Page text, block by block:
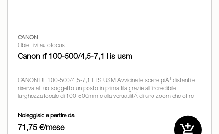
CANON
Obiettivi autofocus
Canon rf 100-500/4,5-7,1 l is usm
CANON RF 100-500/4,5-7,1 L IS USM Avvicina le scene piÃ¹ distanti e
riserva al tuo soggetto un posto in prima fila grazie all'incredibile
lunghezza focale di 100-500mm e alla versatilitÃ di uno zoom che offre
Noleggialo a partire da
71,75 €/mese